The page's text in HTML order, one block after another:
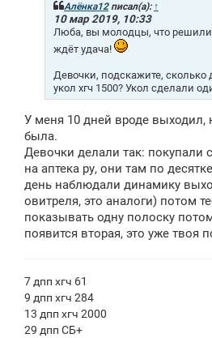
Алёнка12писал(а): ↑
10 мар 2019, 10:33
Люба, вы молодцы, что
ждёт удача!
Девочки, подскажите,
укол хгч 1500? Укол сделали
У меня 10 дней вроде выходил,
была.
Девочки делали так:
на аптека ру, они там по
день наблюдали динамику
овитреля, это аналоги) потом
показывать одну полоску
появится вторая, это уже твоя
7 дпп хгч 61
9 дпп хгч 284
13 дпп хгч 2000
29 дпп СБ+